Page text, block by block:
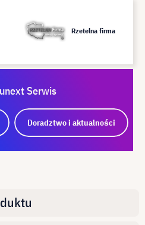
Rzetelna firma
Serwis
Doradztwo i aktualności